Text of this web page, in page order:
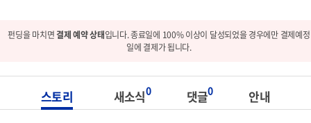
펀딩을 마치면결제 예약 상태입니다. 종료일에 100% 이상이 달성되었을 경우에만 결제예정
일에 결제가 됩니다.
스토리 새소식0 댓글0 안내